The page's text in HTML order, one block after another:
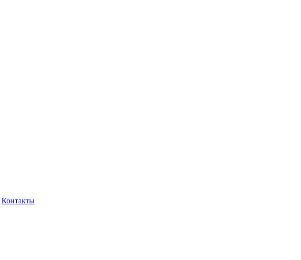
Контакты